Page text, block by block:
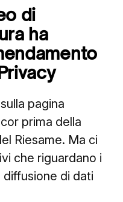
di
ha
pagina
prima della
Riesame. Ma ci
che riguardano i
di dati